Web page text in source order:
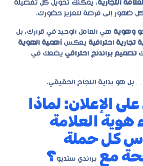
التجارية، يمكنك تحويل كل تفصيلة
ظهور إلى فرصة لتعزيز حضورك.
وهوية هي العامل الوحيد في قرارك، بل
احترافية يعكس أهمية الهوية
تصميم براندنج احترافي يضعك في
بل هو بداية النجاح الحقيقي.
الإعلان: لماذا
هوية العلامة
كل حملة
مع براندي ستديو؟